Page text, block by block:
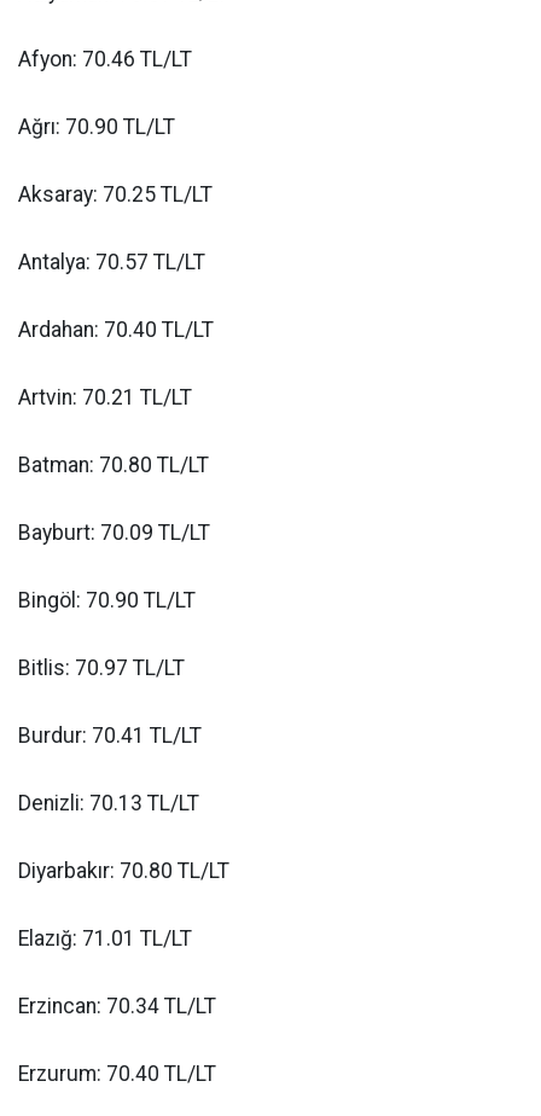
Afyon: 70.46 TL/LT
Ağrı: 70.90 TL/LT
Aksaray: 70.25 TL/LT
Antalya: 70.57 TL/LT
Ardahan: 70.40 TL/LT
Artvin: 70.21 TL/LT
Batman: 70.80 TL/LT
Bayburt: 70.09 TL/LT
Bingöl: 70.90 TL/LT
Bitlis: 70.97 TL/LT
Burdur: 70.41 TL/LT
Denizli: 70.13 TL/LT
Diyarbakır: 70.80 TL/LT
Elazığ: 71.01 TL/LT
Erzincan: 70.34 TL/LT
Erzurum: 70.40 TL/LT